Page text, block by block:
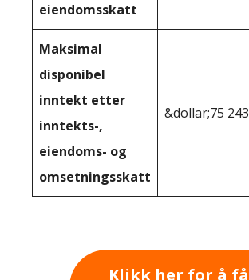
eiendomsskatt
Maksimal
disponibel
inntekt etter
inntekts-,
eiendoms- og
omsetningsskatt
&dollar;75 243
Klikk her for å få